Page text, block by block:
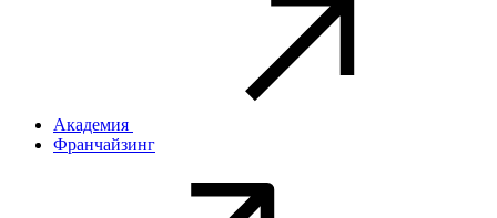
Академия
Франчайзинг